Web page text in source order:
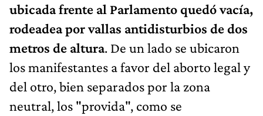
ubicada frente al Parlamento quedó vacía,
rodeadea por vallas antidisturbios de dos
metros de altura. De un lado se ubicaron
los manifestantes a favor del aborto legal y
del otro, bien separados por la zona
neutral, los "provida", como se